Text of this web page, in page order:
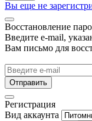
Вы еще не
Восстановление
Введите e-mail,
Вам письмо для
Отправить
Регистрация
Вид аккаунта